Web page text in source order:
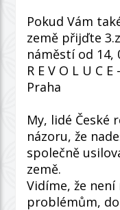
Pokud Vám
země přijďte
náměstí od 14,
R E V O L U C
Praha
My, lidé České
názoru, že
společně
země.
Vidíme, že
problémům,